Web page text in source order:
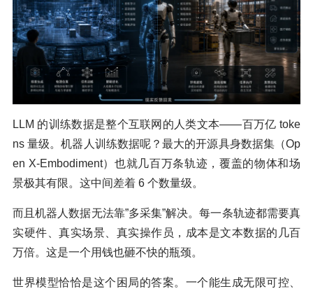
LLM 的训练数据是整个互联网的人类文本——百万亿 toke
ns 量级。机器人训练数据呢？最大的开源具身数据集（Op
en X-Embodiment）也就几百万条轨迹，覆盖的物体和场
景极其有限。这中间差着 6 个数量级。
而且机器人数据无法靠”多采集”解决。每一条轨迹都需要真
实硬件、真实场景、真实操作员，成本是文本数据的几百
万倍。这是一个用钱也砸不快的瓶颈。
世界模型恰恰是这个困局的答案。一个能生成无限可控、